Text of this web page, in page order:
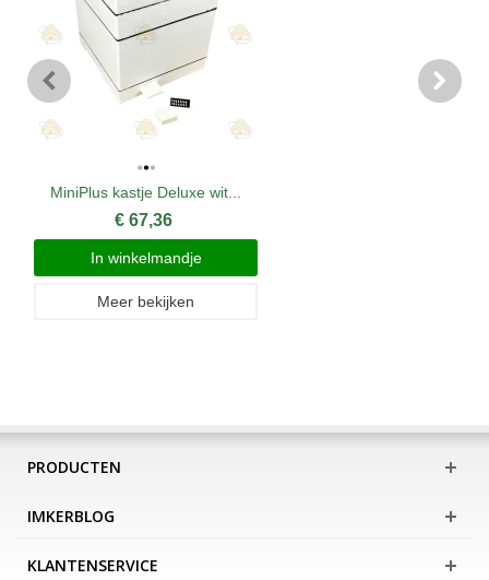
MiniPlus kastje Deluxe wit...
€ 67,36
In winkelmandje
Meer bekijken
PRODUCTEN
IMKERBLOG
KLANTENSERVICE